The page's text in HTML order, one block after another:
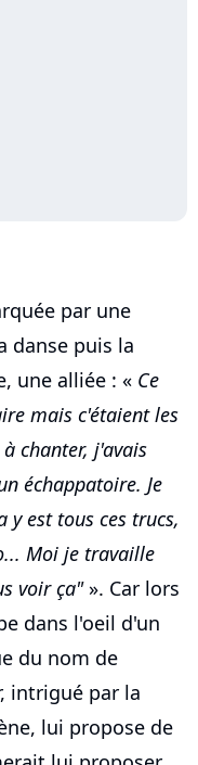
par une
danse puis la
une alliée : « Ce
mais c'étaient les
chanter, j'avais
échappatoire. Je
y est tous ces trucs,
Moi je travaille
voir ça"». Car lors
dans l'oeil d'un
du nom de
intrigué par la
lui propose de